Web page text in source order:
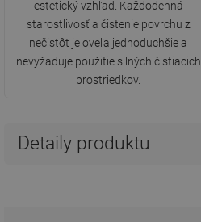
estetický vzhľad. Každodenná
starostlivosť a čistenie povrchu z
nečistôt je oveľa jednoduchšie a
nevyžaduje použitie silných čistiacich
prostriedkov.
Detaily produktu